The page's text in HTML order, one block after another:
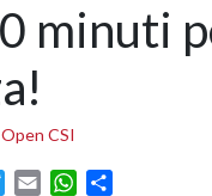
minuti
Open CSI
Twitter
Email WhatsApp